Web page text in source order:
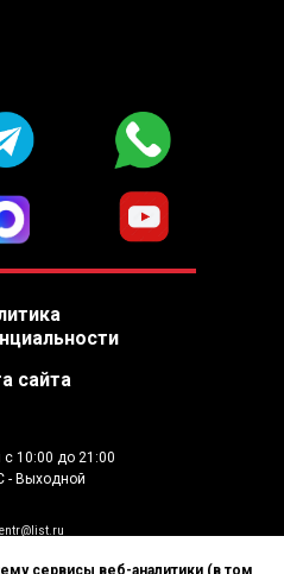
улица 34к3
с 10:00 до 21:00
- Выходной
сайта